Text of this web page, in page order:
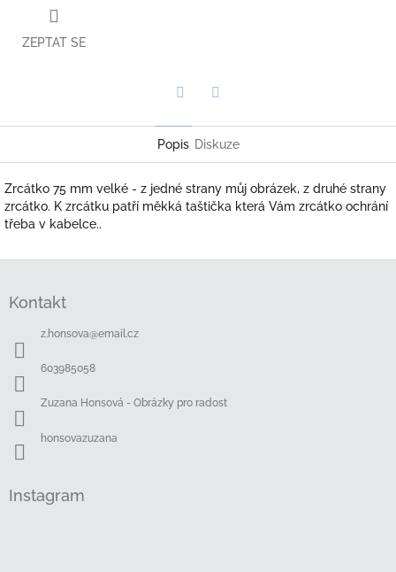
ZEPTAT SE
Popis Diskuze
Zrcátko 75 mm velké - z jedné strany můj obrázek, z druhé strany
zrcátko. K zrcátku patří měkká taštička která Vám zrcátko ochrání
třeba v kabelce..
Kontakt
z.honsova@email.cz
603985058
Zuzana Honsová - Obrázky pro radost
honsovazuzana
Instagram